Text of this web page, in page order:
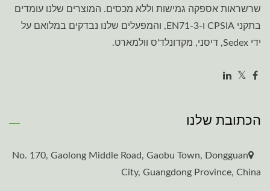
שרשראות אספקה גמישות וללא מכסים. המוצרים שלנו עומדים
בתקני CPSIA ו-EN71-3, והמפעלים שלנו נבדקים במלואם על
ידי Sedex, דיסני, מקדונלד'ס וולמארט.
הכתובת שלנו
No. 170, Gaolong Middle Road, Gaobu Town, Dongguan
City, Guangdong Province, China